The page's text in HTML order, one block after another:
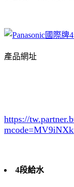
產品網址
https://
4段給水